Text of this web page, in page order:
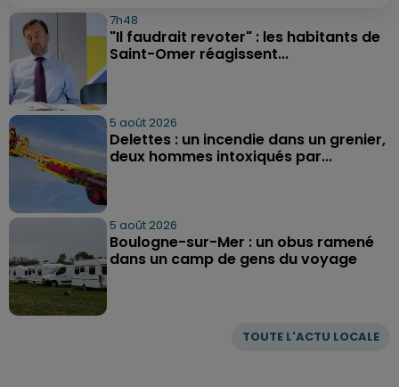
TOUTE L'ACTU LOCALE
7h48
"Il faudrait revoter" : les habitants de
Saint-Omer réagissent...
5 août 2026
Delettes : un incendie dans un grenier,
deux hommes intoxiqués par...
5 août 2026
Boulogne-sur-Mer : un obus ramené
dans un camp de gens du voyage